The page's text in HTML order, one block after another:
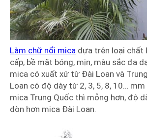
Làm chữ nổi mica dựa trên loại chất
cấp, bề mặt bóng, mịn, màu sắc đa
mica có xuất xứ từ Đài Loan và
Loan có độ dày từ 2, 3, 5, 8, 10…
mica Trung Quốc thì mỏng hơn, độ
dòn hơn mica Đài Loan.